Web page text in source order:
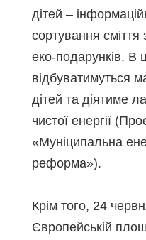
дітей –
сортування
еко-подарунків. В
відбуватимуться
дітей та діятиме
чистої енергії
«Муніципальна
реформа»).
Крім того, 24
Європейській